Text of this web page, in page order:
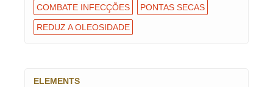
COMBATE INFECÇÕES PONTAS SECAS
REDUZ A OLEOSIDADE
ELEMENTS